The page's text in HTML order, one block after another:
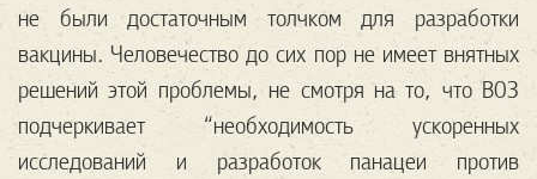
не были достаточным толчком для разработки
вакцины. Человечество до сих пор не имеет внятных
решений этой проблемы, не смотря на то, что ВОЗ
подчеркивает “необходимость ускоренных
исследований и разработок панацеи против